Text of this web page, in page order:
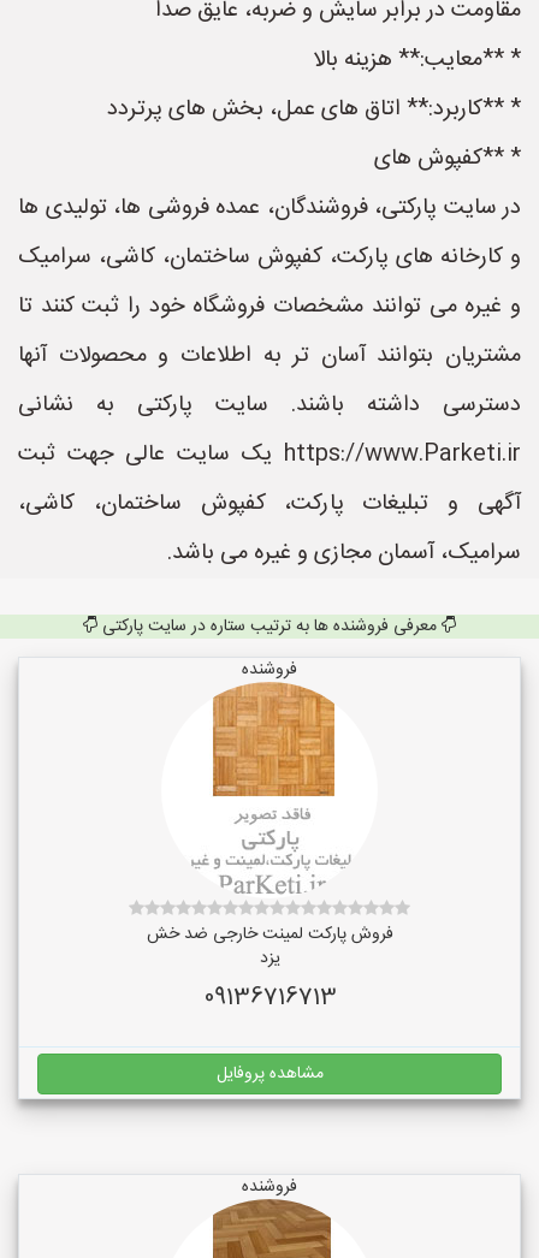
مقاومت در برابر سایش و ضربه، عایق صدا
* **معایب:** هزینه بالا
* **کاربرد:** اتاق های عمل، بخش های پرتردد
* **کفپوش های
در سایت پارکتی، فروشندگان، عمده فروشی ها، تولیدی ها
و کارخانه های پارکت، کفپوش ساختمان، کاشی، سرامیک
و غیره می توانند مشخصات فروشگاه خود را ثبت کنند تا
مشتریان بتوانند آسان تر به اطلاعات و محصولات آنها
دسترسی داشته باشند. سایت پارکتی به نشانی
https://www.Parketi.ir یک سایت عالی جهت ثبت
آگهی و تبلیغات پارکت، کفپوش ساختمان، کاشی،
سرامیک، آسمان مجازی و غیره می باشد.
معرفی فروشنده ها به ترتیب ستاره در سایت پارکتی
فروشنده
فروش پارکت لمینت خارجی ضد خش
یزد
09136716713
مشاهده پروفایل
فروشنده